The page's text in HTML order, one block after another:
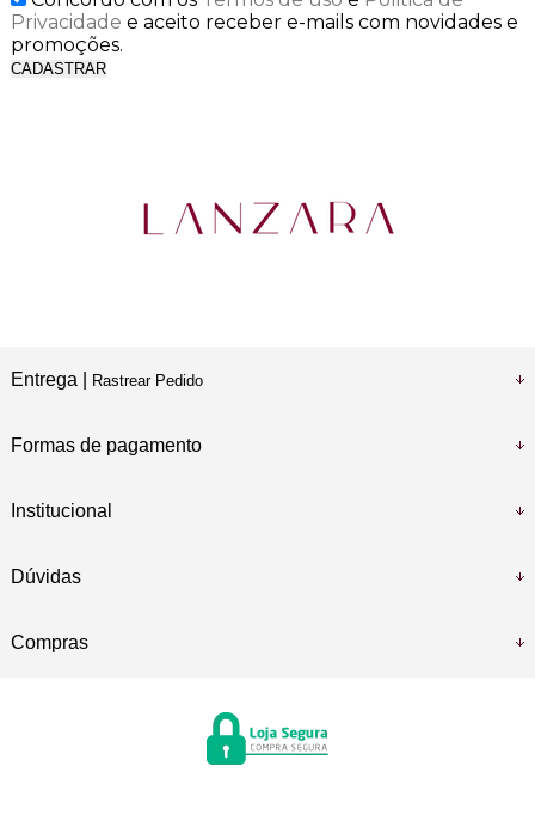
Privacidade e aceito receber e-mails com novidades e
promoções.
CADASTRAR
Entrega | Rastrear Pedido
Formas de pagamento
Institucional
Dúvidas
Compras